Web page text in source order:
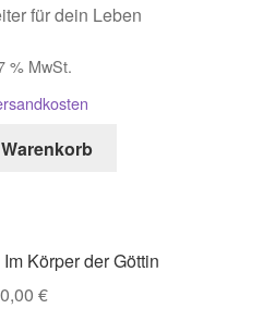
für dein Leben
% MwSt.
Körper der Göttin
€